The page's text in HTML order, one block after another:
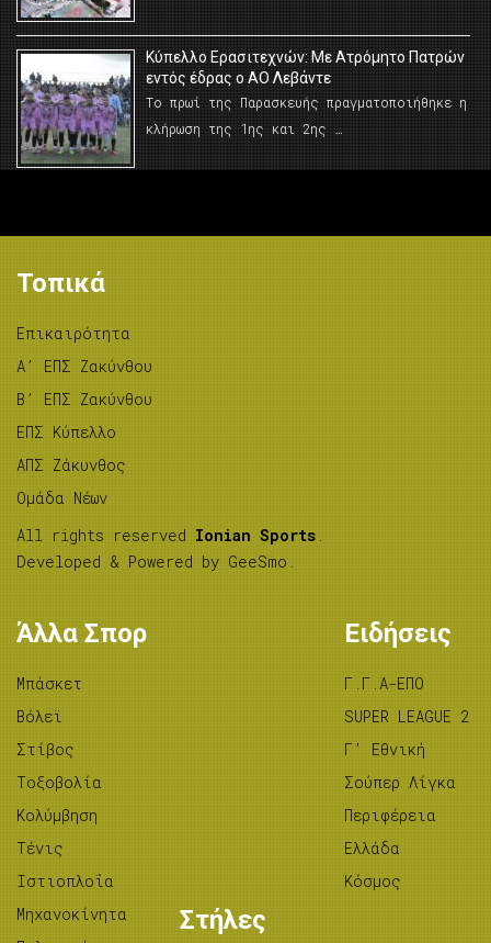
Κύπελλο Ερασιτεχνών: Με Ατρόμητο Πατρών
εντός έδρας ο ΑΟ Λεβάντε
Το πρωί της Παρασκευής πραγματοποιήθηκε η
κλήρωση της 1ης και 2ης …
Τοπικά
Επικαιρότητα
A’ ΕΠΣ Ζακύνθου
B’ ΕΠΣ Ζακύνθου
ΕΠΣ Κύπελλο
ΑΠΣ Ζάκυνθος
Ομάδα Νέων
All rights reserved Ionian Sports .
Developed & Powered by GeeSmo .
Άλλα Σπορ
Μπάσκετ
Βόλεϊ
Στίβος
Tοξοβολία
Κολύμβηση
Τένις
Ιστιοπλοΐα
Μηχανοκίνητα
Ειδήσεις
Γ.Γ.Α-ΕΠΟ
SUPER LEAGUE 2
Γ’ Εθνική
Σούπερ Λίγκα
Περιφέρεια
Ελλάδα
Κόσμος
Στήλες